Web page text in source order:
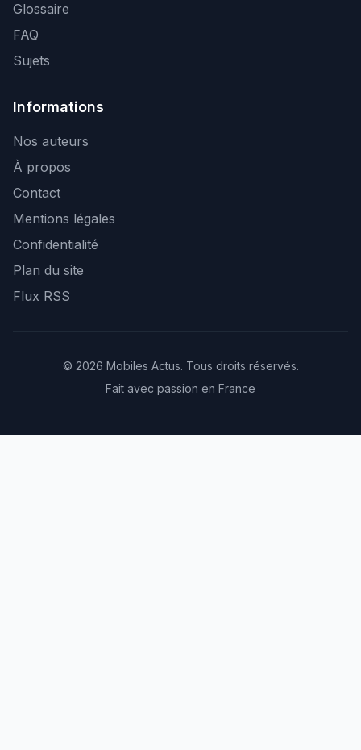
Glossaire
FAQ
Sujets
Informations
Nos auteurs
À propos
Contact
Mentions légales
Confidentialité
Plan du site
Flux RSS
© 2026 Mobiles Actus. Tous droits réservés.
Fait avec passion en France